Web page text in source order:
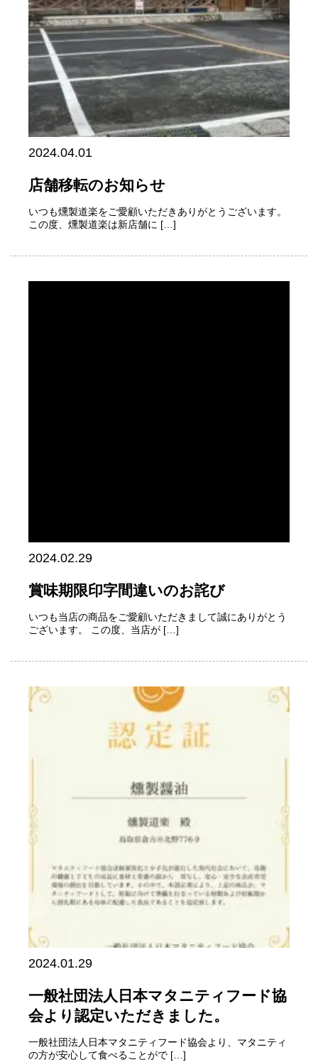
2024.04.01
店舗移転のお知らせ
いつも燻製道楽をご愛顧いただきありがとうございます。
この度、燻製道楽は新店舗に […]
2024.02.29
賞味期限印字間違いのお詫び
いつも当店の商品をご愛顧いただきまして誠にありがとう
ございます。 この度、当店が […]
2024.01.29
一般社団法人日本マタニティフード協
会より認定いただきました。
一般社団法人日本マタニティフード協会より、マタニティ
の方が安心して食べることがで […]